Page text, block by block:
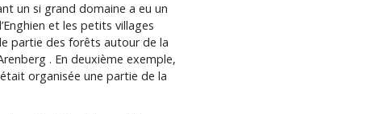
un si grand domaine a eu un
et les petits villages
partie des forêts autour de la
. En deuxième exemple,
organisée une partie de la